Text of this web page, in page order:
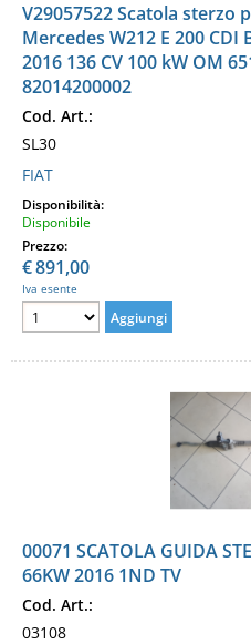
V29057522 Scatola sterzo
Mercedes W212 E 200 CDI
2016 136 CV 100 kW OM
82014200002
Cod. Art.:
SL30
FIAT
Disponibilità:
Disponibile
Prezzo:
€891,00
Iva esente
00071 SCATOLA GUIDA
66KW 2016 1ND TV
Cod. Art.:
03108